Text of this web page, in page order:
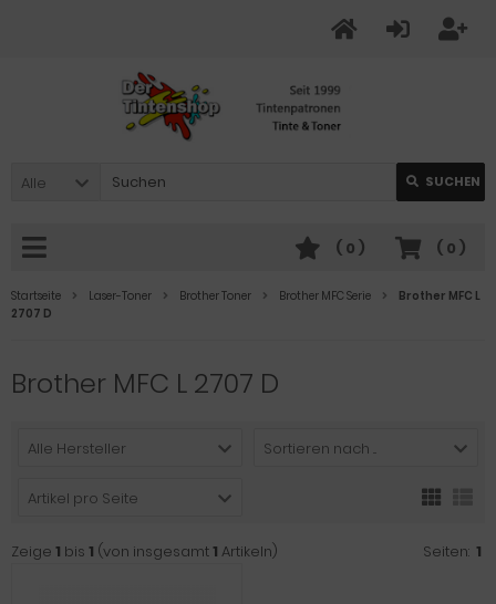
Alle SUCHEN
( 0 )
( 0 )
Startseite Laser-Toner Brother Toner Brother MFC Serie
Brother MFC L
2707 D
Brother MFC L 2707 D
Alle Hersteller Sortieren nach ...
Artikel pro Seite
Zeige 1 bis 1 (von insgesamt1 Artikeln) Seiten: 1